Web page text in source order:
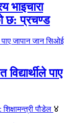
भाइचारा
छ: प्रचण्ड
पाए
४